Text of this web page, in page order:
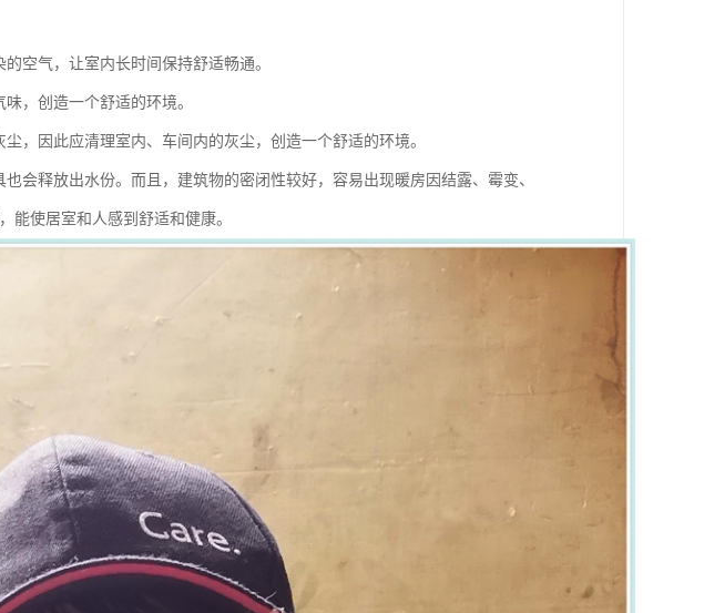
空气，让室内长时间保持舒适畅通。
，创造一个舒适的环境。
，因此应清理室内、车间内的灰尘，创造一个舒适的环境。
会释放出水份。而且，建筑物的密闭性较好，容易出现暖房因结露、霉变、
能使居室和人感到舒适和健康。